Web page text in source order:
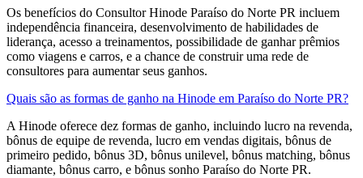
Os benefícios do Consultor Hinode Paraíso do Norte PR incluem
independência financeira, desenvolvimento de habilidades de
liderança, acesso a treinamentos, possibilidade de ganhar prêmios
como viagens e carros, e a chance de construir uma rede de
consultores para aumentar seus ganhos.
Quais são as formas de ganho na Hinode em Paraíso do Norte PR?
A Hinode oferece dez formas de ganho, incluindo lucro na revenda,
bônus de equipe de revenda, lucro em vendas digitais, bônus de
primeiro pedido, bônus 3D, bônus unilevel, bônus matching, bônus
diamante, bônus carro, e bônus sonho Paraíso do Norte PR.